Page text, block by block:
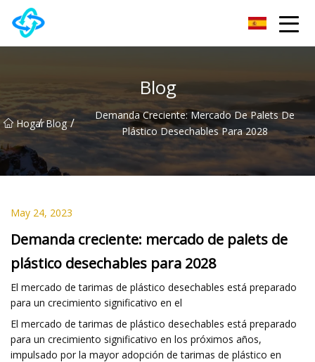
Blog
Hogar
/ Blog /
Demanda Creciente: Mercado De Palets De
Plástico Desechables Para 2028
May 24, 2023
Demanda creciente: mercado de palets de
plástico desechables para 2028
El mercado de tarimas de plástico desechables está preparado
para un crecimiento significativo en el
El mercado de tarimas de plástico desechables está preparado
para un crecimiento significativo en los próximos años,
impulsado por la mayor adopción de tarimas de plástico en